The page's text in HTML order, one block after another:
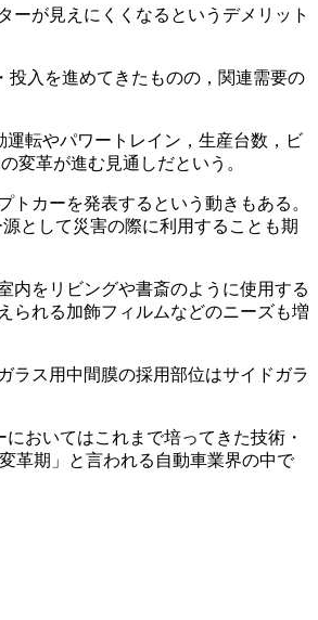
ーが見えにくくなるというデメリット
投入を進めてきたものの，関連需要の
転やパワートレイン，生産台数，ビ
変革が進む見通しだという。
カーを発表するという動きもある。
として災害の際に利用することも期
内をリビングや書斎のように使用する
られる加飾フィルムなどのニーズも増
ラス用中間膜の採用部位はサイドガラ
おいてはこれまで培ってきた技術・
革期」と言われる自動車業界の中で